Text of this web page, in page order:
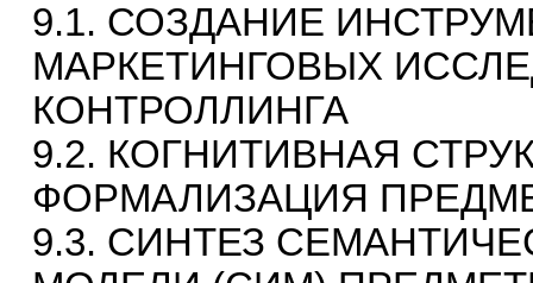
9.1. СОЗДАНИЕ
МАРКЕТИНГОВЫХ
КОНТРОЛЛИНГА
9.2. КОГНИТИВНАЯ
ФОРМАЛИЗАЦИЯ
9.3. СИНТЕЗ